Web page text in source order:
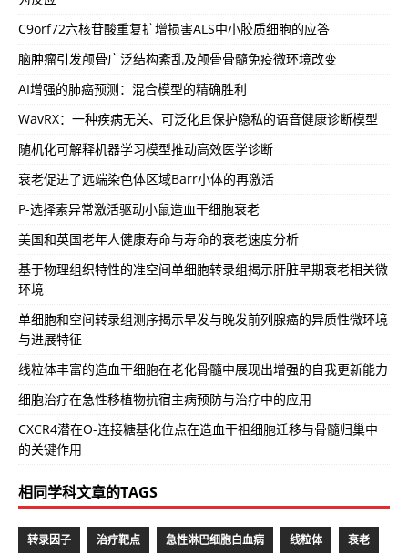
C9orf72六核苷酸重复扩增损害ALS中小胶质细胞的应答
脑肿瘤引发颅骨广泛结构紊乱及颅骨骨髓免疫微环境改变
AI增强的肺癌预测：混合模型的精确胜利
WavRX：一种疾病无关、可泛化且保护隐私的语音健康诊断模型
随机化可解释机器学习模型推动高效医学诊断
衰老促进了远端染色体区域Barr小体的再激活
P-选择素异常激活驱动小鼠造血干细胞衰老
美国和英国老年人健康寿命与寿命的衰老速度分析
基于物理组织特性的准空间单细胞转录组揭示肝脏早期衰老相关微
环境
单细胞和空间转录组测序揭示早发与晚发前列腺癌的异质性微环境
与进展特征
线粒体丰富的造血干细胞在老化骨髓中展现出增强的自我更新能力
细胞治疗在急性移植物抗宿主病预防与治疗中的应用
CXCR4潜在O-连接糖基化位点在造血干祖细胞迁移与骨髓归巢中
的关键作用
相同学科文章的TAGS
转录因子 治疗靶点 急性淋巴细胞白血病 线粒体 衰老